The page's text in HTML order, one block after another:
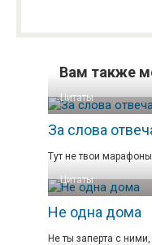
Вам также
Цитаты
За слова
Тут не твои
Цитаты
Не одна дома
Не ты заперта с